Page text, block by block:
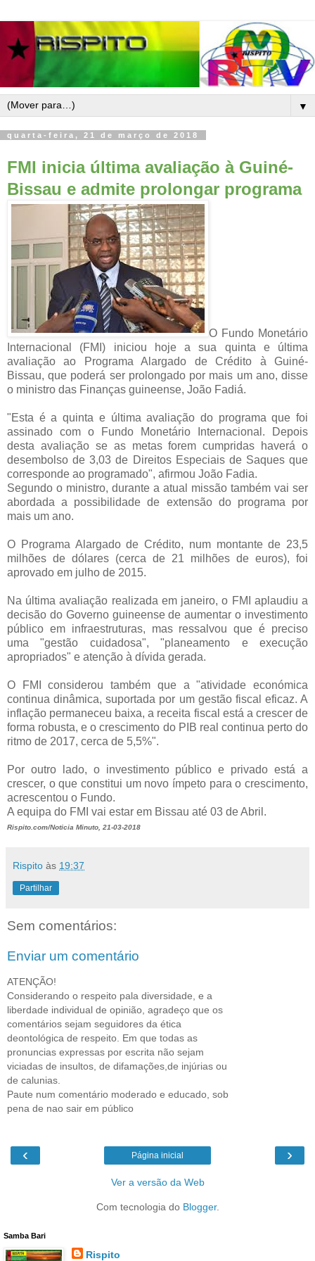
▼
quarta-feira, 21 de março de 2018
FMI inicia última avaliação à Guiné-
Bissau e admite prolongar programa
O Fundo Monetário
Internacional (FMI) iniciou hoje a sua quinta e última
avaliação ao Programa Alargado de Crédito à Guiné-
Bissau, que poderá ser prolongado por mais um ano, disse
o ministro das Finanças guineense, João Fadiá.
"Esta é a quinta e última avaliação do programa que foi
assinado com o Fundo Monetário Internacional. Depois
desta avaliação se as metas forem cumpridas haverá o
desembolso de 3,03 de Direitos Especiais de Saques que
corresponde ao programado", afirmou João Fadia.
Segundo o ministro, durante a atual missão também vai ser
abordada a possibilidade de extensão do programa por
mais um ano.
O Programa Alargado de Crédito, num montante de 23,5
milhões de dólares (cerca de 21 milhões de euros), foi
aprovado em julho de 2015.
Na última avaliação realizada em janeiro, o FMI aplaudiu a
decisão do Governo guineense de aumentar o investimento
público em infraestruturas, mas ressalvou que é preciso
uma "gestão cuidadosa", "planeamento e execução
apropriados" e atenção à dívida gerada.
O FMI considerou também que a "atividade económica
continua dinâmica, suportada por um gestão fiscal eficaz. A
inflação permaneceu baixa, a receita fiscal está a crescer de
forma robusta, e o crescimento do PIB real continua perto do
ritmo de 2017, cerca de 5,5%".
Por outro lado, o investimento público e privado está a
crescer, o que constitui um novo ímpeto para o crescimento,
acrescentou o Fundo.
A equipa do FMI vai estar em Bissau até 03 de Abril.
Rispito.com/Noticia Minuto, 21-03-2018
Rispito às 19:37
Partilhar
Sem comentários:
Enviar um comentário
ATENÇÃO!
Considerando o respeito pala diversidade, e a
liberdade individual de opinião, agradeço que os
comentários sejam seguidores da ética
deontológica de respeito. Em que todas as
pronuncias expressas por escrita não sejam
viciadas de insultos, de difamações,de injúrias ou
de calunias.
Paute num comentário moderado e educado, sob
pena de nao sair em público
‹ ›
Página inicial
Ver a versão da Web
Com tecnologia do Blogger.
Samba Bari
Rispito